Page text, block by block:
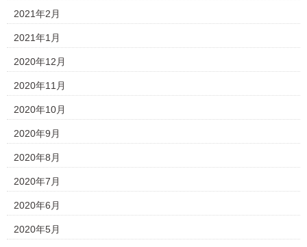
2021年2月
2021年1月
2020年12月
2020年11月
2020年10月
2020年9月
2020年8月
2020年7月
2020年6月
2020年5月